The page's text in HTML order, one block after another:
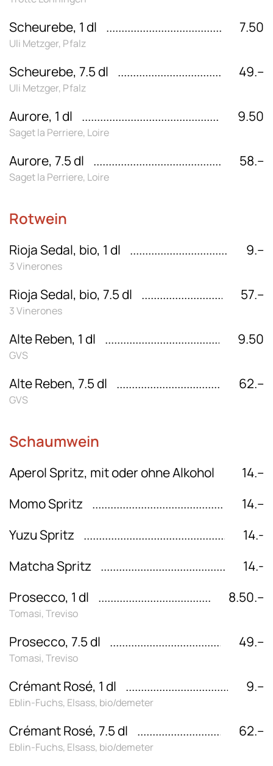
Scheurebe, 1 dl 7.50
Uli Metzger, Pfalz
Scheurebe, 7.5 dl 49.–
Uli Metzger, Pfalz
Aurore, 1 dl 9.50
Saget la Perriere, Loire
Aurore, 7.5 dl 58.–
Saget la Perriere, Loire
Rotwein
Rioja Sedal, bio, 1 dl 9.–
3 Vinerones
Rioja Sedal, bio, 7.5 dl 57.–
3 Vinerones
Alte Reben, 1 dl 9.50
GVS
Alte Reben, 7.5 dl 62.–
GVS
Schaumwein
Aperol Spritz, mit oder ohne Alkohol
14.–
Momo Spritz
14.–
Yuzu Spritz
14.-
Matcha Spritz
14.-
Prosecco, 1 dl
8.50.–
Tomasi, Treviso
Prosecco, 7.5 dl 49.–
Tomasi, Treviso
Crémant Rosé, 1 dl 9.–
Eblin-Fuchs, Elsass, bio/demeter
Crémant Rosé, 7.5 dl 62.–
Eblin-Fuchs, Elsass, bio/demeter